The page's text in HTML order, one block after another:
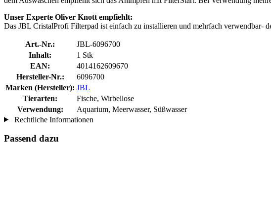
Unser Experte Oliver Knott empfiehlt:
Das JBL CristalProfi Filterpad ist einfach zu installieren und mehrfach verwendbar-
Art.-Nr.:
JBL-6096700
Inhalt:
1 Stk
EAN:
4014162609670
Hersteller-Nr.:
6096700
Marken (Hersteller): JBL
Tierarten:
Fische, Wirbellose
Verwendung:
Aquarium, Meerwasser, Süßwasser
Rechtliche Informationen
Passend dazu